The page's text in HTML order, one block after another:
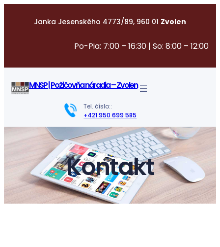
Janka Jesenského 4773/89, 960 01 Zvolen
Po-Pia: 7:00 – 16:30 | So: 8:00 – 12:00
MNSP | Požičovňa náradia – Zvolen
Tel. číslo::
+421 950 699 585
Kontakt